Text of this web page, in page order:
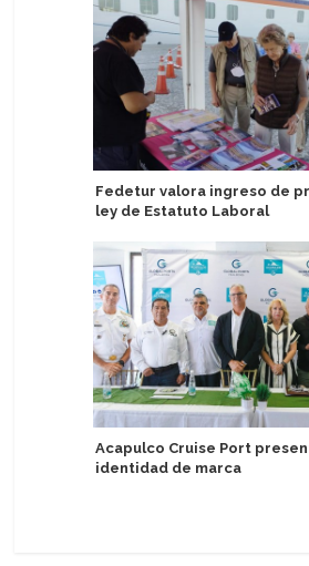
Fedetur valora ingreso de
ley de Estatuto Laboral
Acapulco Cruise Port
identidad de marca